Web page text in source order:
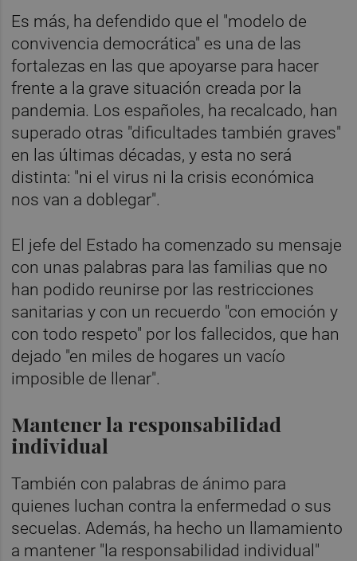
Es más, ha defendido que el "modelo de
convivencia democrática" es una de las
fortalezas en las que apoyarse para hacer
frente a la grave situación creada por la
pandemia. Los españoles, ha recalcado, han
superado otras "dificultades también graves"
en las últimas décadas, y esta no será
distinta: "ni el virus ni la crisis económica
nos van a doblegar".
El jefe del Estado ha comenzado su mensaje
con unas palabras para las familias que no
han podido reunirse por las restricciones
sanitarias y con un recuerdo "con emoción y
con todo respeto" por los fallecidos, que han
dejado "en miles de hogares un vacío
imposible de llenar".
Mantener la responsabilidad
individual
También con palabras de ánimo para
quienes luchan contra la enfermedad o sus
secuelas. Además, ha hecho un llamamiento
a mantener "la responsabilidad individual"